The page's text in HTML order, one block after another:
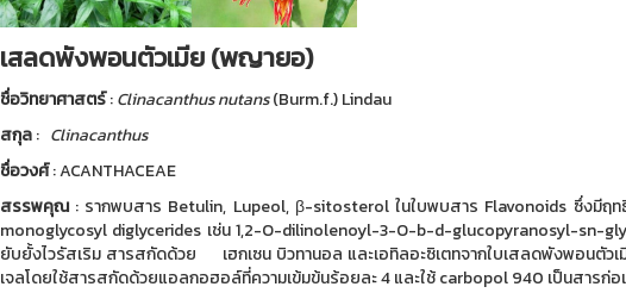
เสลดพังพอนตัวเมีย (พญายอ)
ชื่อวิทยาศาสตร์:Clinacanthus nutans(Burm.f.) Lindau
สกุล: Clinacanthus
ชื่อวงศ์: ACANTHACEAE
สรรพคุณ: รากพบสาร Betulin, Lupeol, β-sitosterol ในใบพบสาร Flavonoids ซึ่งมีฤท
monoglycosyl diglycerides เช่น 1,2-O-dilinolenoyl-3-O-b-d-glucopyranosyl-sn-
ยับยั้งไวรัสเริม สารสกัดด้วย เฮกเซน บิวทานอล และเอทิลอะซิเตทจากใบเสลดพังพอนตัวเมี
เจลโดยใช้สารสกัดด้วยแอลกอฮอล์ที่ความเข้มข้นร้อยละ 4 และใช้ carbopol 940 เป็นสารก่